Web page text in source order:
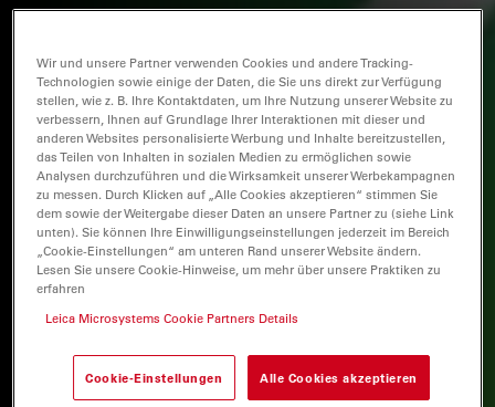
Wir und unsere Partner verwenden Cookies und andere Tracking-
Technologien sowie einige der Daten, die Sie uns direkt zur Verfügung
stellen, wie z. B. Ihre Kontaktdaten, um Ihre Nutzung unserer Website zu
verbessern, Ihnen auf Grundlage Ihrer Interaktionen mit dieser und
anderen Websites personalisierte Werbung und Inhalte bereitzustellen,
das Teilen von Inhalten in sozialen Medien zu ermöglichen sowie
Analysen durchzuführen und die Wirksamkeit unserer Werbekampagnen
zu messen. Durch Klicken auf „Alle Cookies akzeptieren“ stimmen Sie
dem sowie der Weitergabe dieser Daten an unsere Partner zu (siehe Link
unten). Sie können Ihre Einwilligungseinstellungen jederzeit im Bereich
„Cookie-Einstellungen“ am unteren Rand unserer Website ändern.
Lesen Sie unsere Cookie-Hinweise, um mehr über unsere Praktiken zu
erfahren
Leica Microsystems Cookie Partners Details
Cookie-Einstellungen Alle Cookies akzeptieren